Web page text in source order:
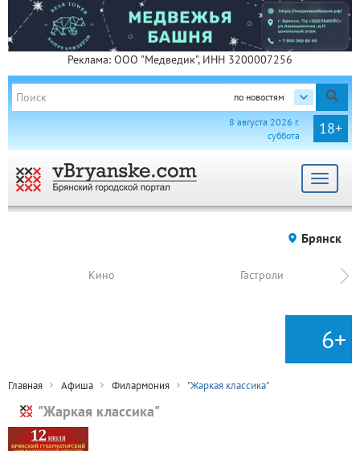
Реклама: ООО "Медведик", ИНН 3200007256
по новостям
18+
8 августа 2026 г.
суббота
Toggle
Брянск
Кино Гастроли
6+
Главная Афиша Филармония "Жаркая классика"
"Жаркая классика"